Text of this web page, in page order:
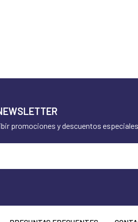
promociones y descuentos especiales